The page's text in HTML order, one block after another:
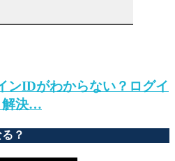
ンIDがわからない？ログイ
解決…
？